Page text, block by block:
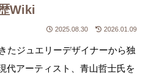
Wiki
2025.08.30 2026.01.09
たジュエリーデザイナーから独
代アーティスト、青山哲士氏を